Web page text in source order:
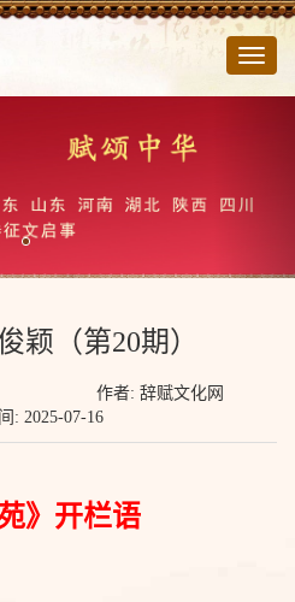
切
颖（第20期）
作者: 辞赋文化网
: 2025-07-16
》开栏语